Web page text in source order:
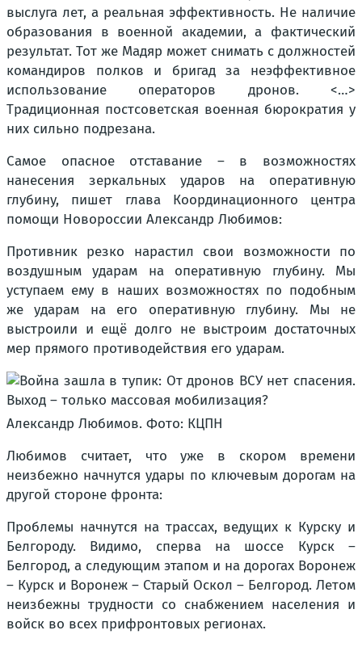
выслуга лет, а реальная эффективность. Не наличие
образования в военной академии, а фактический
результат. Тот же Мадяр может снимать с должностей
командиров полков и бригад за неэффективное
использование операторов дронов. <…>
Традиционная постсоветская военная бюрократия у
них сильно подрезана.
Самое опасное отставание – в возможностях
нанесения зеркальных ударов на оперативную
глубину, пишет глава Координационного центра
помощи Новороссии Александр Любимов:
Противник резко нарастил свои возможности по
воздушным ударам на оперативную глубину. Мы
уступаем ему в наших возможностях по подобным
же ударам на его оперативную глубину. Мы не
выстроили и ещё долго не выстроим достаточных
мер прямого противодействия его ударам.
Александр Любимов. Фото: КЦПН
Любимов считает, что уже в скором времени
неизбежно начнутся удары по ключевым дорогам на
другой стороне фронта:
Проблемы начнутся на трассах, ведущих к Курску и
Белгороду. Видимо, сперва на шоссе Курск –
Белгород, а следующим этапом и на дорогах Воронеж
– Курск и Воронеж – Старый Оскол – Белгород. Летом
неизбежны трудности со снабжением населения и
войск во всех прифронтовых регионах.